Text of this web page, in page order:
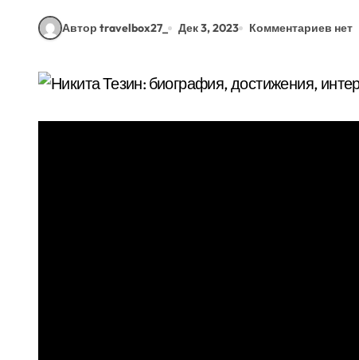
Автор travelbox27_ Дек 3, 2023 Комментариев нет